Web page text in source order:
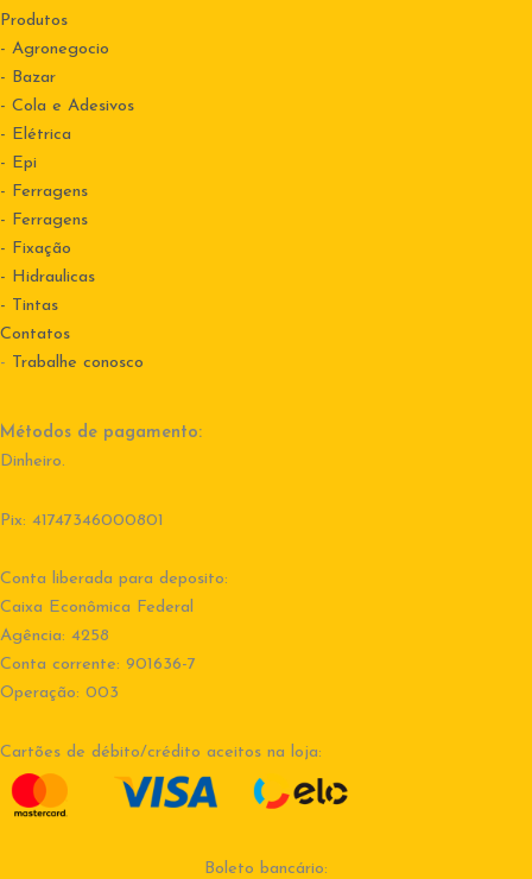
Produtos
- Agronegocio
- Bazar
- Cola e Adesivos
- Elétrica
- Epi
- Ferragens
- Ferragens
- Fixação
- Hidraulicas
- Tintas
Contatos
- Trabalhe conosco
Métodos de pagamento:
Dinheiro.
Pix: 41747346000801
Conta liberada para deposito:
Caixa Econômica Federal
Agência: 4258
Conta corrente: 901636-7
Operação: 003
Cartões de débito/crédito aceitos na loja:
Boleto bancário: